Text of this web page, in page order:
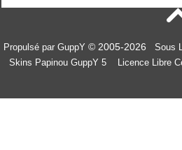
Propulsé par GuppY © 2005-2026
Sous
Skins Papinou GuppY 5
Licence Libre